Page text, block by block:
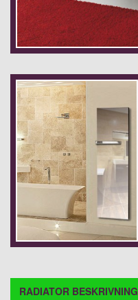
RADIATOR BESKRIVNING